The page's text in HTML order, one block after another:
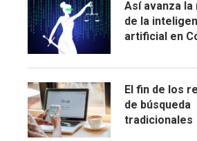
Así avanza
de la
artificial en
El fin de los
de búsqueda
tradicionales